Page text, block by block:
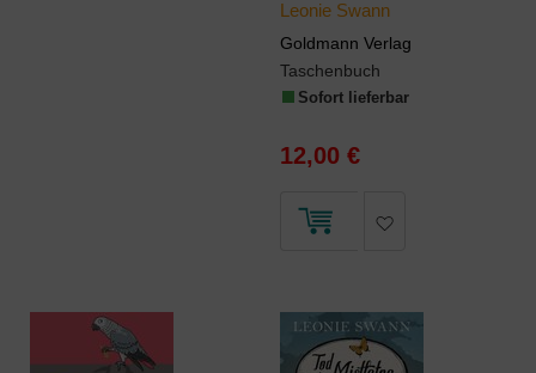
Leonie Swann
Goldmann Verlag
Taschenbuch
Sofort lieferbar
12,00 €